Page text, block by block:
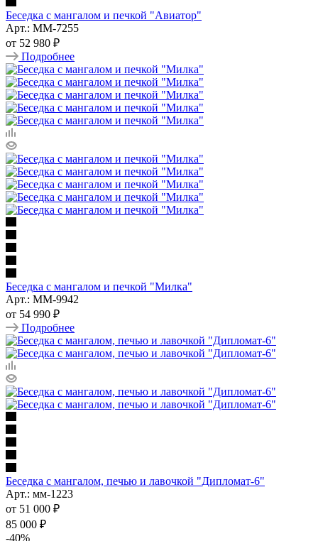
Беседка с мангалом и печкой "Авиатор"
Арт.: ММ-7255
от 52 980 ₽
Подробнее
Беседка с мангалом и печкой "Милка"
Арт.: ММ-9942
от 54 990 ₽
Подробнее
Беседка с мангалом, печью и лавочкой "Дипломат-6"
Арт.: мм-1223
от 51 000 ₽
85 000 ₽
-40%